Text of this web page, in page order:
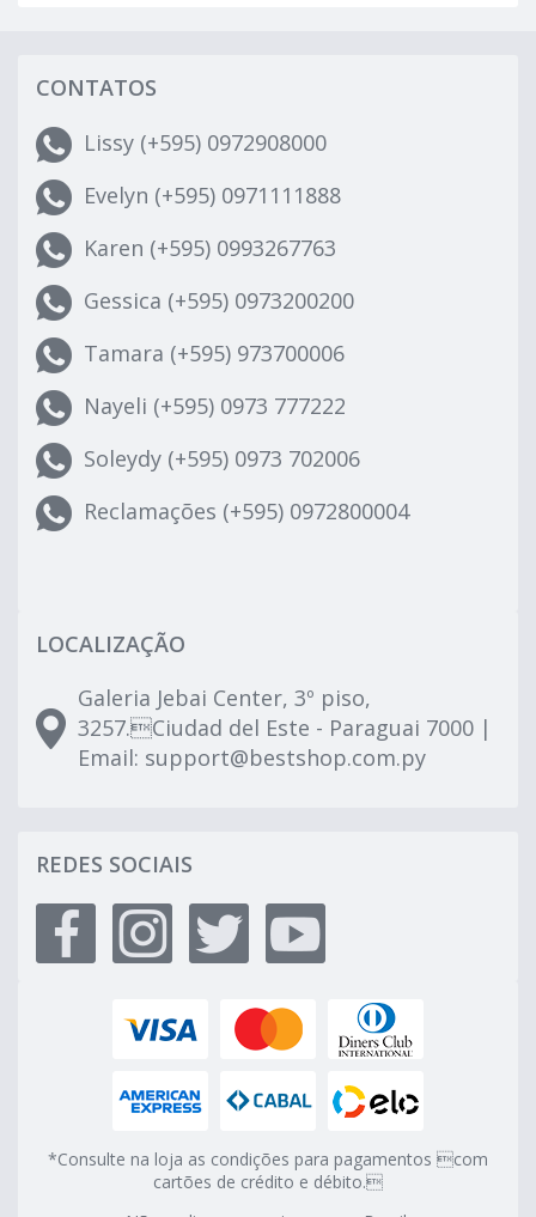
CONTATOS
Lissy (+595) 0972908000
Evelyn (+595) 0971111888
Karen (+595) 0993267763
Gessica (+595) 0973200200
Tamara (+595) 973700006
Nayeli (+595) 0973 777222
Soleydy (+595) 0973 702006
Reclamações (+595) 0972800004
LOCALIZAÇÃO
Galeria Jebai Center, 3º piso,
3257.Ciudad del Este - Paraguai 7000 |
Email: support@bestshop.com.py
REDES SOCIAIS
*Consulte na loja as condições para pagamentos com
cartões de crédito e débito.